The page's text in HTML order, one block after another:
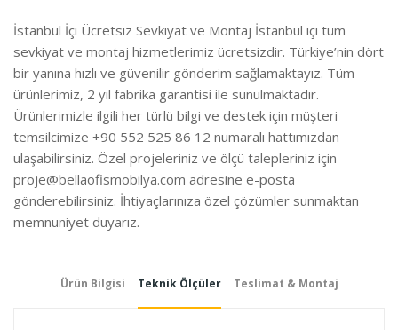
İstanbul İçi Ücretsiz Sevkiyat ve Montaj İstanbul içi tüm
sevkiyat ve montaj hizmetlerimiz ücretsizdir. Türkiye’nin dört
bir yanına hızlı ve güvenilir gönderim sağlamaktayız. Tüm
ürünlerimiz, 2 yıl fabrika garantisi ile sunulmaktadır.
Ürünlerimizle ilgili her türlü bilgi ve destek için müşteri
temsilcimize +90 552 525 86 12 numaralı hattımızdan
ulaşabilirsiniz. Özel projeleriniz ve ölçü talepleriniz için
proje@bellaofismobilya.com adresine e-posta
gönderebilirsiniz. İhtiyaçlarınıza özel çözümler sunmaktan
memnuniyet duyarız.
Ürün Bilgisi Teknik Ölçüler Teslimat & Montaj